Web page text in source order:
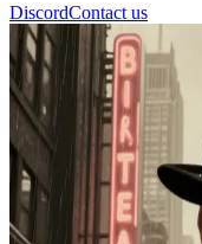
DiscordContact us